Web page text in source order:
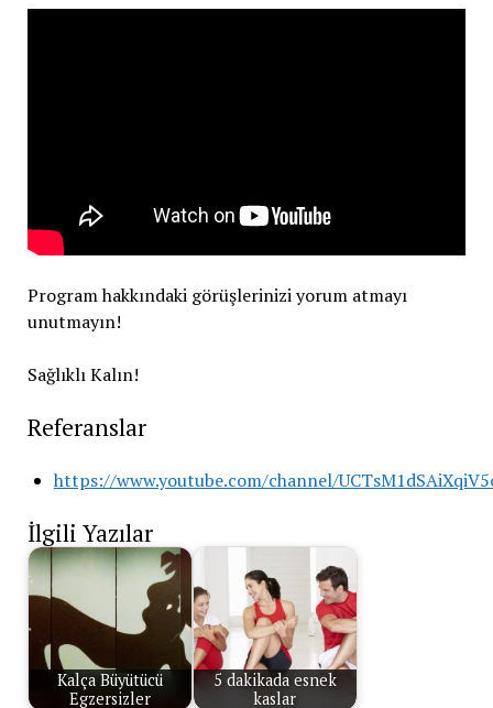
Program hakkındaki görüşlerinizi yorum atmayı
unutmayın!
Sağlıklı Kalın!
Referanslar
https://www.youtube.com/channel/
İlgili Yazılar
Kalça Büyütücü
Egzersizler
5 dakikada esnek
kaslar